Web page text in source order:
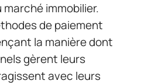
immobilier.
de paiement
la manière dont
gèrent leurs
avec leurs